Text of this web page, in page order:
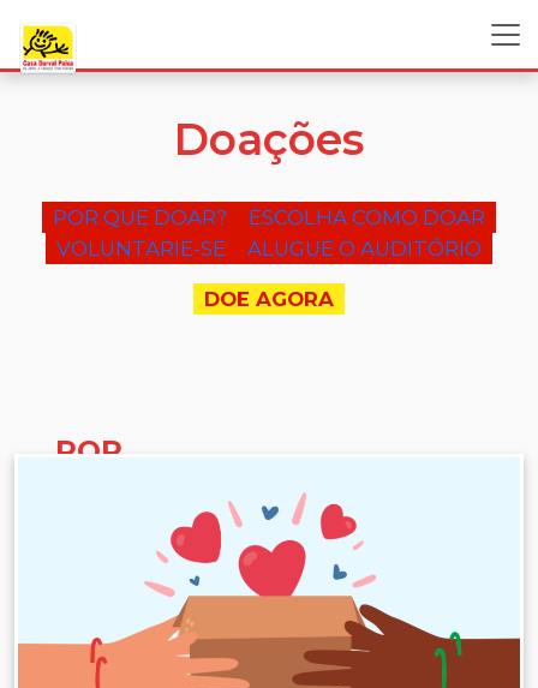
Doações
POR QUE DOAR?
ESCOLHA COMO DOAR
VOLUNTARIE-SE
ALUGUE O AUDITÓRIO
DOE AGORA
POR